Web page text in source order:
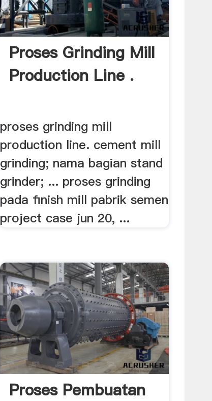
Proses Grinding Mill
Production Line .
proses grinding mill
production line. cement mill
grinding; nama bagian stand
grinder; ... proses grinding
pada finish mill pabrik semen
project case jun 20, ...
Proses Pembuatan